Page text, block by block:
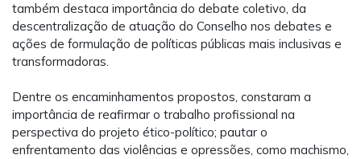
também destaca importância do debate coletivo, da
descentralização de atuação do Conselho nos debates e
ações de formulação de políticas públicas mais inclusivas e
transformadoras.
Dentre os encaminhamentos propostos, constaram a
importância de reafirmar o trabalho profissional na
perspectiva do projeto ético-político; pautar o
enfrentamento das violências e opressões, como machismo,